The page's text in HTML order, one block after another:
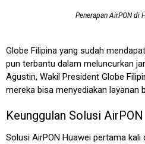
Penerapan AirPON di
Globe Filipina yang sudah
pun terbantu dalam meluncurkan
Agustin, Wakil President Globe
mereka bisa menyediakan layanan
Keunggulan Solusi AirPON
Solusi AirPON Huawei pertama kali